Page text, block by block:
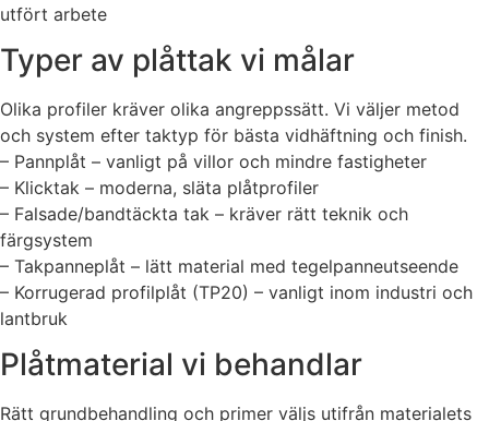
utfört arbete
Typer av plåttak vi målar
Olika profiler kräver olika angreppssätt. Vi väljer metod
och system efter taktyp för bästa vidhäftning och finish.
– Pannplåt – vanligt på villor och mindre fastigheter
– Klicktak – moderna, släta plåtprofiler
– Falsade/bandtäckta tak – kräver rätt teknik och
färgsystem
– Takpanneplåt – lätt material med tegelpanneutseende
– Korrugerad profilplåt (TP20) – vanligt inom industri och
lantbruk
Plåtmaterial vi behandlar
Rätt grundbehandling och primer väljs utifrån materialets